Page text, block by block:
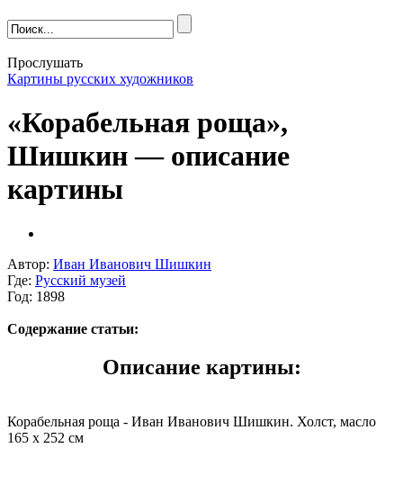
Прослушать
Картины русских художников
«Корабельная роща»,
Шишкин — описание
картины
Автор: Иван Иванович Шишкин
Где: Русский музей
Год: 1898
Содержание статьи:
Описание картины:
Корабельная роща - Иван Иванович Шишкин. Холст, масло
165 x 252 см